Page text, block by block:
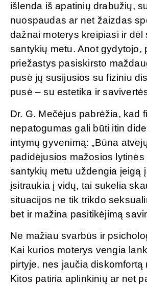
išlenda iš apatinių drabužių,
nuospaudas ar net žaizdas
dažnai moterys kreipiasi ir dėl
santykių metu. Anot gydytojo,
priežastys pasiskirsto
pusė jų susijusios su fiziniu
pusė – su estetika ir
Dr. G. Mečėjus pabrėžia, kad
nepatogumas gali būti itin
intymų gyvenimą: „Būna
padidėjusios mažosios lytinės
santykių metu uždengia įeigą
įsitraukia į vidų, tai sukelia
situacijos ne tik trikdo
bet ir mažina pasitikėjimą
Ne mažiau svarbūs ir
Kai kurios moterys vengia
pirtyje, nes jaučia diskomfortą
Kitos patiria aplinkinių ar net